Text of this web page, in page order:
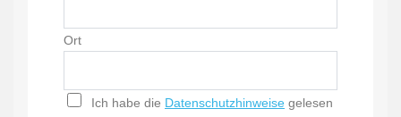
Ort
Ich habe die Datenschutzhinweise gelesen